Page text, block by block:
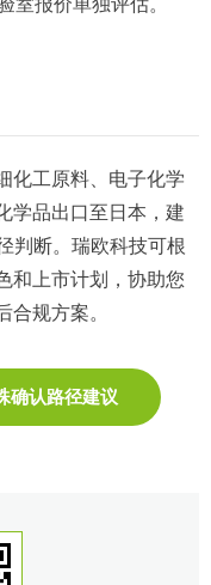
室报价单独评估。
化工原料、电子化学
学品出口至日本，建
判断。瑞欧科技可根
和上市计划，协助您
规方案。
确认路径建议